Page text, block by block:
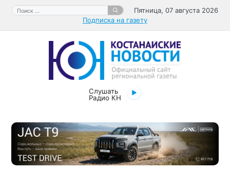
Перейти
содержимому
Поиск:
Пятница, 07 августа 2026
Подписка на газету
Слушать
Радио КН